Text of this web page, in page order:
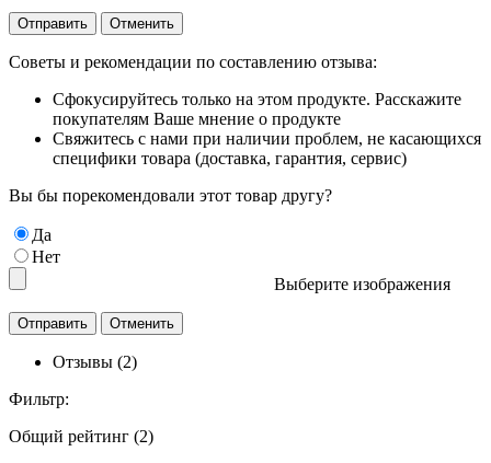
Отправить Отменить
Советы и рекомендации по составлению отзыва:
Сфокусируйтесь только на этом продукте. Расскажите
покупателям Ваше мнение о продукте
Свяжитесь с нами при наличии проблем, не касающихся
специфики товара (доставка, гарантия, сервис)
Вы бы порекомендовали этот товар другу?
Да
Нет
Выберите изображения
Отзывы (2)
Фильтр:
Общий рейтинг (2)